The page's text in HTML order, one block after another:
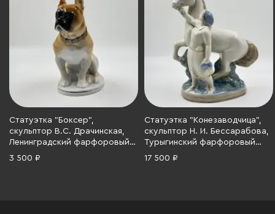
Статуэтка "Боксер",
скульптор В.С. Драчинская,
Ленинградский фарфоровый
завод (ЛФЗ), фарфор,
3 500 ₽
Статуэтка "Конезаводчица",
скульптор Н. И. Бессарабова,
Турыгинский фарфоровый
завод артели
17 500 ₽